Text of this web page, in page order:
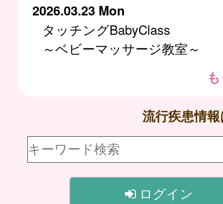
2026.03.23 Mon
タッチングBabyClass
～ベビーマッサージ教室～
流行疾患情
ログイン